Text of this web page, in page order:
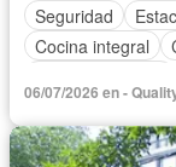
Seguridad
Cocina integral
Sin amueblar
06/07/2026 en -